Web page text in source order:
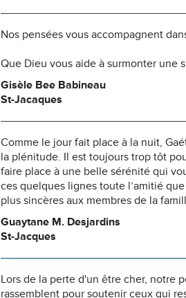
Nos pensées vous accompagnent
Que Dieu vous aide à surmonter une
Gisèle Bee Babineau
St-Jacaques
Comme le jour fait place à la nuit,
la plénitude. Il est toujours trop tôt
faire place à une belle sérénité qui
ces quelques lignes toute l’amitié
plus sincères aux membres de la
Guaytane M. Desjardins
St-Jacques
Lors de la perte d'un être cher, notre
rassemblent pour soutenir ceux qui